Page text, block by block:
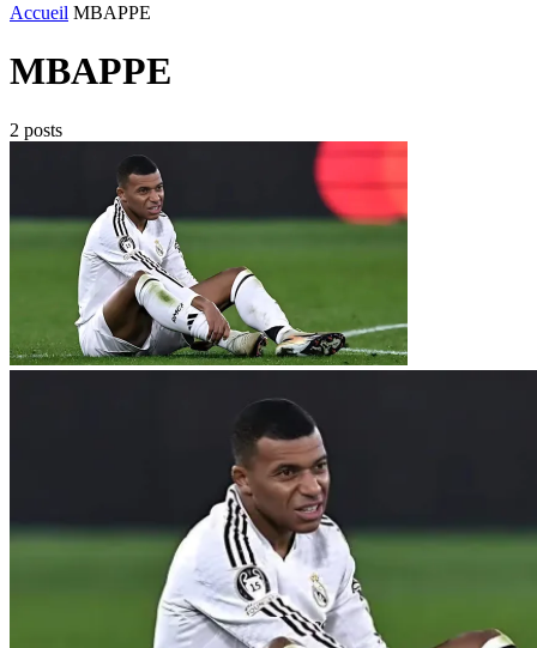
Accueil MBAPPE
MBAPPE
2 posts